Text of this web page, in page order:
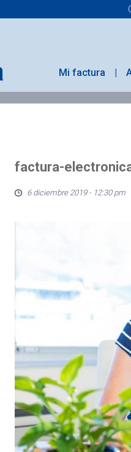
Mi factura
factura-
6 diciembre 2019 - 12:30 pm